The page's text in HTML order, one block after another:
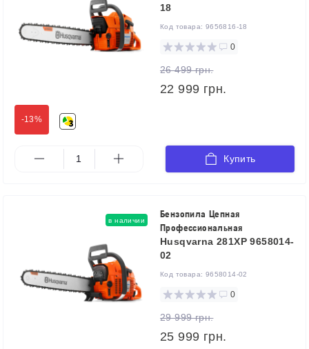
-13%
18
Код товара: 9656816-18
0
26 499 грн.
22 999 грн.
Купить
в наличии
Бензопила Цепная
Профессиональная
Husqvarna 281XP 9658014-
02
Код товара: 9658014-02
0
29 999 грн.
25 999 грн.